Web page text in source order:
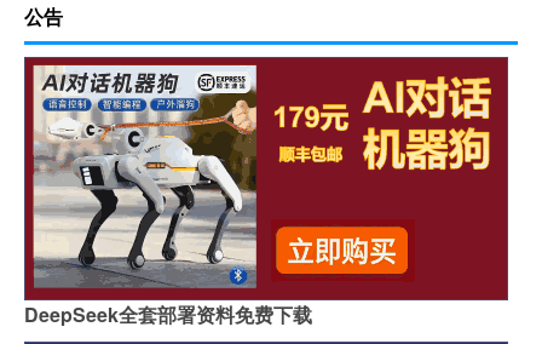
公告
DeepSeek全套部署资料免费下载